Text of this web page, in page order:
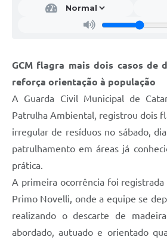
A Prefeitura
Jornal
Agenda
Diário Oficial
Editais
GCM flagra mais dois casos de
reforça orientação à população
A Guarda Civil Municipal de
Patrulha Ambiental, registrou dois
irregular de resíduos no sábado,
patrulhamento em áreas já
prática.
A primeira ocorrência foi registrada
Primo Novelli, onde a equipe se
realizando o descarte de
abordado, autuado e orientado